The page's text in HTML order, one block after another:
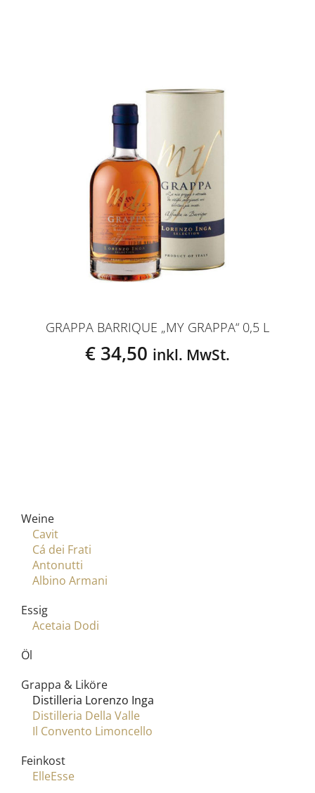
GRAPPA BARRIQUE „MY GRAPPA“ 0,5 L
€ 34,50 inkl. MwSt.
Weine
Cavit
Cá dei Frati
Antonutti
Albino Armani
Essig
Acetaia Dodi
Öl
Grappa & Liköre
Distilleria Lorenzo Inga
Distilleria Della Valle
Il Convento Limoncello
Feinkost
ElleEsse